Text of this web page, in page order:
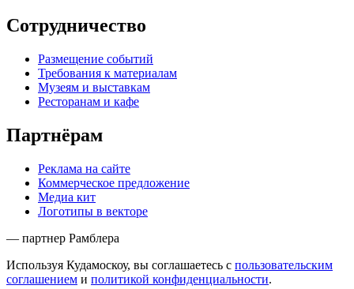
Сотрудничество
Размещение событий
Требования к материалам
Музеям и выставкам
Ресторанам и кафе
Партнёрам
Реклама на сайте
Коммерческое предложение
Медиа кит
Логотипы в векторе
— партнер Рамблера
Используя Кудамоскоу, вы соглашаетесь с пользовательским
соглашением и политикой конфиденциальности.